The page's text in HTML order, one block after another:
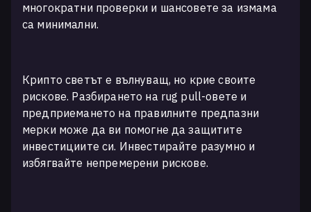
многократни проверки и шансовете за измама
са минимални.
Крипто светът е вълнуващ, но крие своите
рискове. Разбирането на rug pull-овете и
предприемането на правилните предпазни
мерки може да ви помогне да защитите
инвестициите си. Инвестирайте разумно и
избягвайте непремерени рискове.